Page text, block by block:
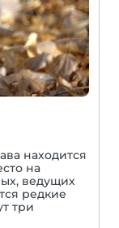
находится
на
ведущих
редкие
три